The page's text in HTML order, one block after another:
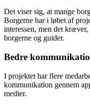
Det viser sig, at mange
Borgerne har i løbet af
interessen, men det kræver,
borgerne og guider.
Bedre
I projektet har flere
kommunikation gennem
medier.